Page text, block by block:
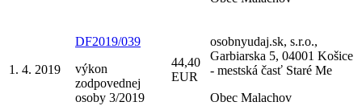
1. 4. 2019
DF2019/039
výkon
zodpovednej
osoby 3/2019
44,40
EUR
osobnyudaj.sk, s.r.o.,
Garbiarska 5, 04001 Košice
- mestská časť Staré Me
Obec Malachov